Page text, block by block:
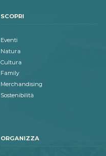
SCOPRI
Eventi
Natura
Cultura
Family
Merchandising
Sostenibilità
ORGANIZZA